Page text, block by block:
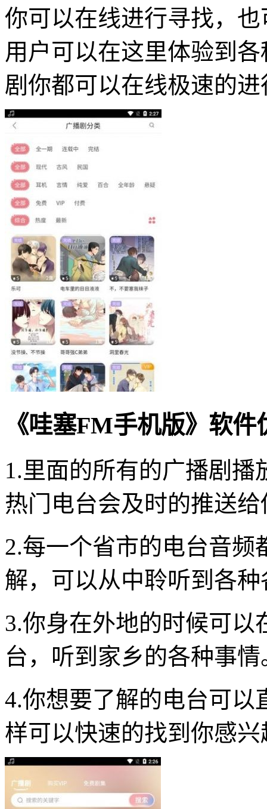
你可以在线进行寻找，
用户可以在这里体验到
剧你都可以在线极速的
《哇塞FM手机版》软件
1.里面的所有的广播剧
热门电台会及时的推送给
2.每一个省市的电台音频
解，可以从中聆听到各
3.你身在外地的时候可
台，听到家乡的各种事情
4.你想要了解的电台可以
样可以快速的找到你感